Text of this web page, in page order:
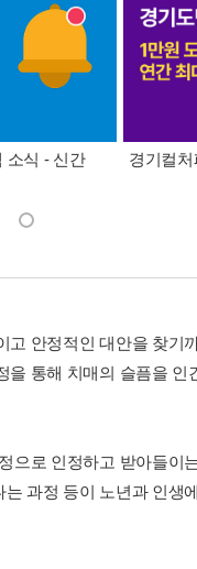
소식 - 신간
경기컬
안정적인 대안을 찾기
통해 치매의 슬픔을 인
으로 인정하고 받아들이
과정 등이 노년과 인생